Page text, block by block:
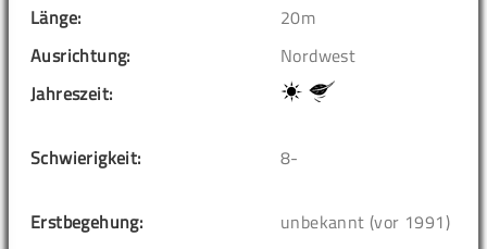
Länge:
20m
Ausrichtung:
Nordwest
Jahreszeit:
Schwierigkeit: 8-
Erstbegehung: unbekannt (vor 1991)